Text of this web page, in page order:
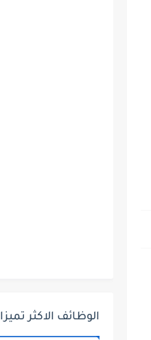
الوظائف الاكثر تميزا